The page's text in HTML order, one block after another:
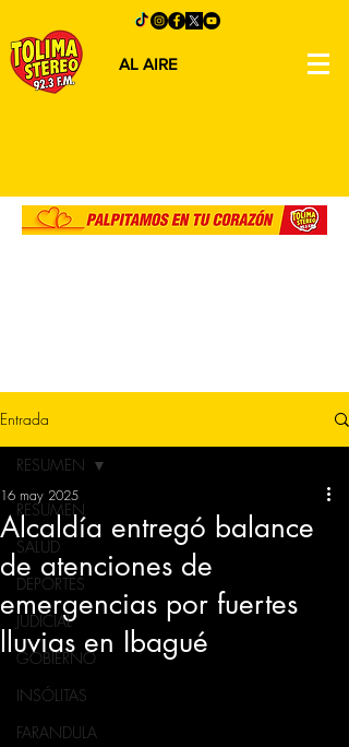
AL AIRE
Entrada
RESUMEN
SALUD
DEPORTES
JUDICIAL
GOBIERNO
INSÓLITAS
FARANDULA
RESUMEN
Alcaldía entregó balance
de atenciones de
emergencias por fuertes
lluvias en Ibagué
16 may 2025